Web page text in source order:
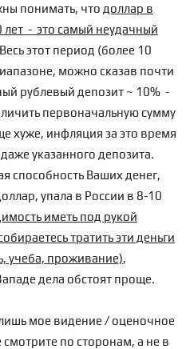
понимать, что доллар в
лет - это самый неудачный
этот период (более 10
можно сказав почти
рублевый депозит ~ 10% -
первоначальную сумму
хуже, инфляция за это время
указанного депозита.
способность Ваших денег,
упала в России в 8-10
иметь под рукой
тратить эти деньги
учеба, проживание),
дела обстоят проще.
мое видение / оценочное
по сторонам, а не в